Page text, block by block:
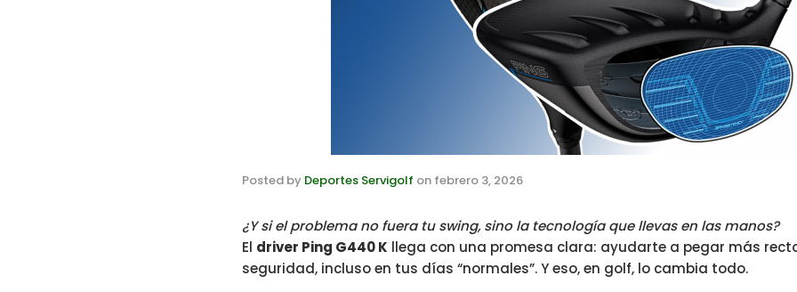
Posted by Deportes Servigolf on febrero 3, 2026
¿Y si el problema no fuera tu swing, sino la tecnología que llevas en las manos?
El driver Ping G440 K llega con una promesa clara: ayudarte a pegar más
seguridad, incluso en tus días “normales”. Y eso, en golf, lo cambia todo.